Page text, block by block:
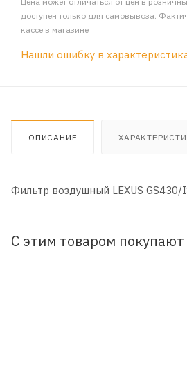
доступен только для самовывоза.
кассе в магазине
Нашли ошибку в
ОПИСАНИЕ
Фильтр воздушный LEXUS GS430/
С этим товаром покупают